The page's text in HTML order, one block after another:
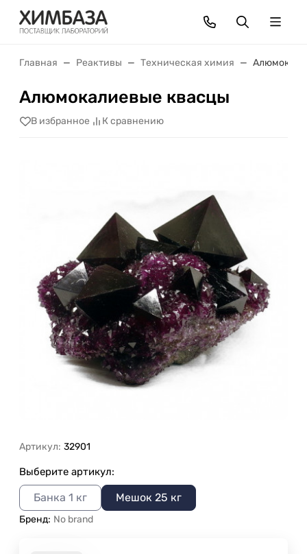
Главная Реактивы Техническая химия
Алюмокалиевые квасцы
В избранное К сравнению
Артикул: 32901
Выберите артикул:
Банка 1 кг Мешок 25 кг
Бренд: No brand